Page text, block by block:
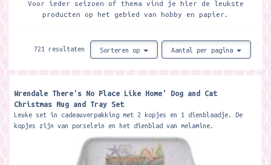
Voor ieder seizoen of thema vind je hier de leukste
producten op het gebied van hobby en papier.
721 resultaten Sorteren op Aantal per pagina
Wrendale There's No Place Like Home' Dog and Cat
Christmas Mug and Tray Set ​
Leuke set in cadeauverpakking met 2 kopjes en 1 dienblaadje. De
kopjes zijn van porselein en het dienblad van melamine.